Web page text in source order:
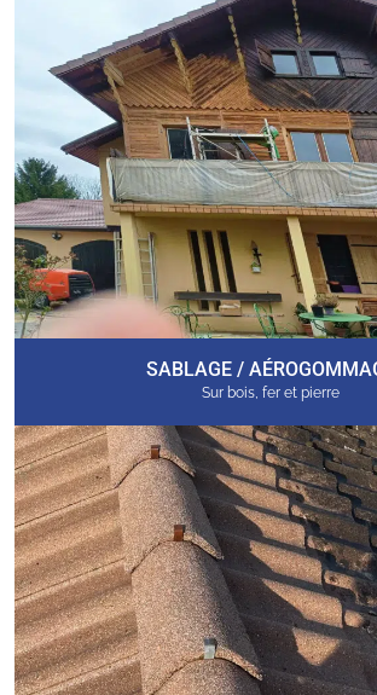
SABLAGE /
Sur bois, fer et pierre